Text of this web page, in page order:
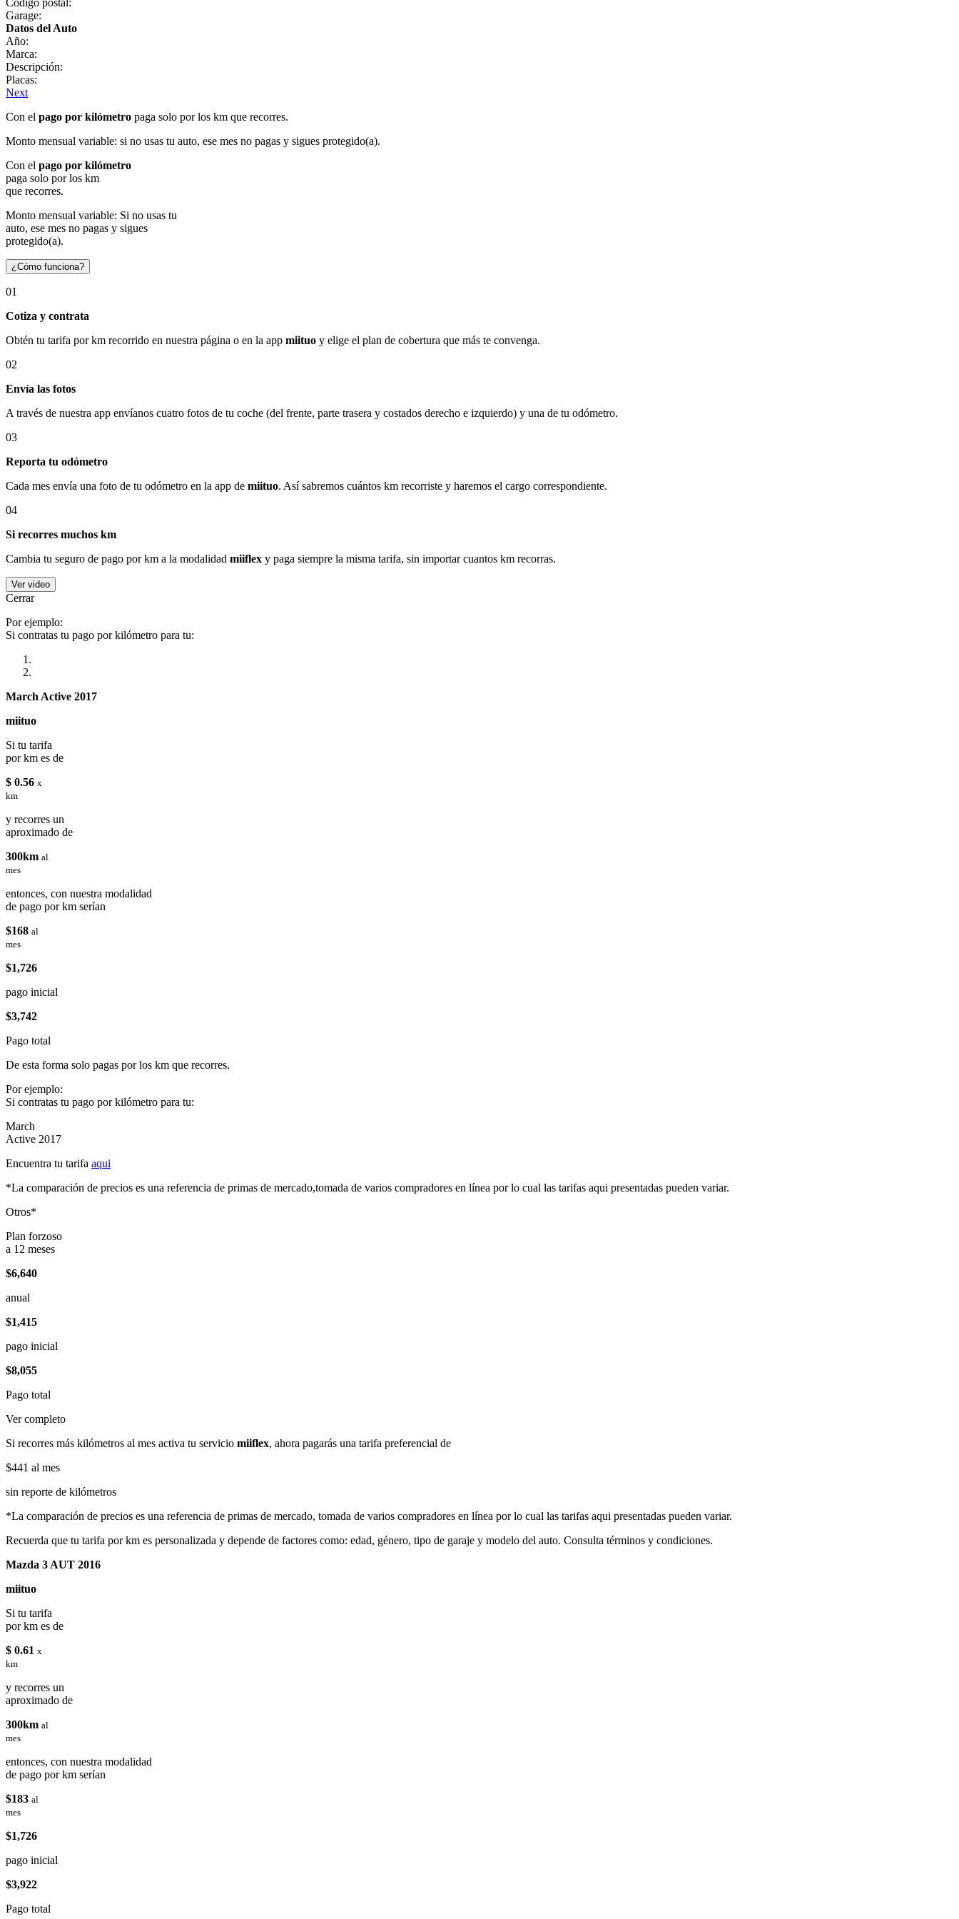
Garage:
Datos del Auto
Año:
Marca:
Descripción:
Placas:
Next
Con el pago por kilómetro paga solo por los km que recorres.
Monto mensual variable: si no usas tu auto, ese mes no pagas y sigues protegido(a).
Con el pago por kilómetro
paga solo por los km
que recorres.
Monto mensual variable: Si no usas tu
auto, ese mes no pagas y sigues
protegido(a).
¿Cómo funciona?
01
Cotiza y contrata
Obtén tu tarifa por km recorrido en nuestra página o en la app miituo y elige el plan de cobertura que más te convenga.
02
Envía las fotos
A través de nuestra app envíanos cuatro fotos de tu coche (del frente, parte trasera y costados derecho e izquierdo) y una de tu odómetro.
03
Reporta tu odómetro
Cada mes envía una foto de tu odómetro en la app de miituo. Así sabremos cuántos km recorriste y haremos el cargo correspondiente.
04
Si recorres muchos km
Cambia tu seguro de pago por km a la modalidad miiflex y paga siempre la misma tarifa, sin importar cuantos km recorras.
Ver video
Cerrar
Por ejemplo:
Si contratas tu pago por kilómetro para tu:
March Active 2017
miituo
Si tu tarifa
por km es de
$ 0.56 x
km
y recorres un
aproximado de
300km al
mes
entonces, con nuestra modalidad
de pago por km serían
$168 al
mes
$1,726
pago inicial
$3,742
Pago total
De esta forma solo pagas por los km que recorres.
Por ejemplo:
Si contratas tu pago por kilómetro para tu:
March
Active 2017
Encuentra tu tarifa aqui
*La comparación de precios es una referencia de primas de mercado,tomada de varios compradores en línea por lo cual las tarifas aqui presentadas pueden variar.
Otros*
Plan forzoso
a 12 meses
$6,640
anual
$1,415
pago inicial
$8,055
Pago total
Ver completo
Si recorres más kilómetros al mes activa tu servicio miiflex, ahora pagarás una tarifa preferencial de
$441 al mes
sin reporte de kilómetros
*La comparación de precios es una referencia de primas de mercado, tomada de varios compradores en línea por lo cual las tarifas aqui presentadas pueden variar.
Recuerda que tu tarifa por km es personalizada y depende de factores como: edad, género, tipo de garaje y modelo del auto. Consulta términos y condiciones.
Mazda 3 AUT 2016
miituo
Si tu tarifa
por km es de
$ 0.61 x
km
y recorres un
aproximado de
300km al
mes
entonces, con nuestra modalidad
de pago por km serían
$183 al
mes
$1,726
pago inicial
$3,922
Pago total